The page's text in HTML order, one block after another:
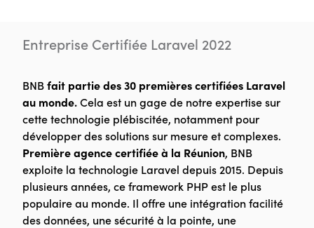
Entreprise Certifiée Laravel 2022
BNBfait partie des 30 premières certifiées Laravel
au monde.Cela est un gage de notre expertise sur
cette technologie plébiscitée, notamment pour
développer des solutions sur mesure et complexes.
Première agence certifiée à la Réunion, BNB
exploite la technologie Laravel depuis 2015. Depuis
plusieurs années, ce framework PHP est le plus
populaire au monde. Il offre une intégration facilité
des données, une sécurité à la pointe, une